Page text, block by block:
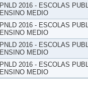
PNLD 2016 - ESCOLAS
ENSINO MEDIO
PNLD 2016 - ESCOLAS
ENSINO MEDIO
PNLD 2016 - ESCOLAS
ENSINO MEDIO
PNLD 2016 - ESCOLAS
ENSINO MEDIO